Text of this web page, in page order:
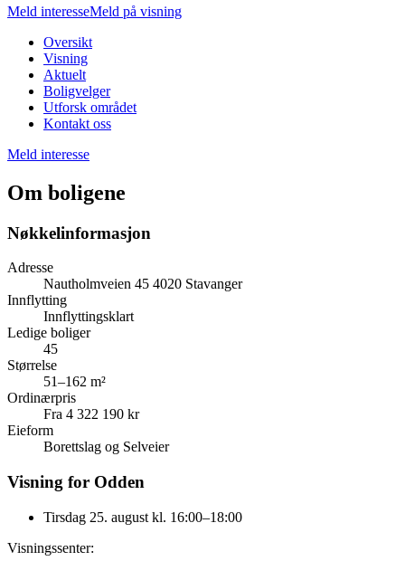
Meld interesseMeld på visning
Oversikt
Visning
Aktuelt
Boligvelger
Utforsk området
Kontakt oss
Meld interesse
Om boligene
Nøkkelinformasjon
Adresse
Nautholmveien 45 4020 Stavanger
Innflytting
Innflyttingsklart
Ledige boliger
45
Størrelse
51–162 m²
Ordinærpris
Fra 4 322 190 kr
Eieform
Borettslag og Selveier
Visning for Odden
Tirsdag 25. august kl. 16:00–18:00
Visningssenter: